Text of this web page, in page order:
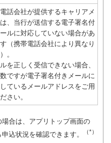
話会社が提供するキャリアメ
、当行が送信する電子署名付
ルに対応していない場合があ
（携帯電話会社により異なり
。
を正しく受信できない場合、
ですが電子署名付きメールに
ているメールアドレスをご用
さい。
合は、アプリトップ画面の
込状況を確認できます。
（*）